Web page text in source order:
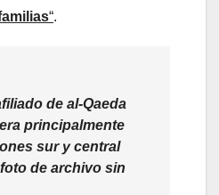
“.
de al-Qaeda
principalmente
sur y central
de archivo sin